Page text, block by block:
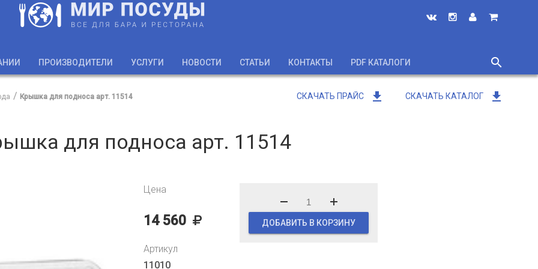
ПРОИЗВОДИТЕЛИ УСЛУГИ НОВОСТИ СТАТЬИ КОНТАКТЫ PDF КАТАЛОГИ
search
close
СКАЧАТЬ ПРАЙС get_app СКАЧАТЬ КАТАЛОГ get_app
Крышка для подноса арт. 11514
для подноса арт. 11514
Цена
14 560 ДОБАВИТЬ В КОРЗИНУ
Артикул
11010